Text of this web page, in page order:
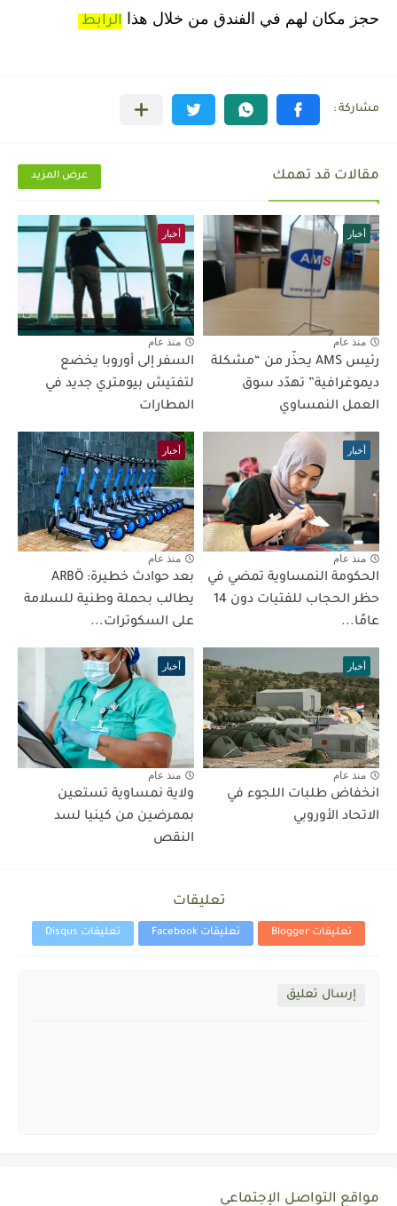
حجز مكان لهم في الفندق من خلال هذا
الرابط
مقالات قد تهمك عرض المزيد
أخبار
منذ عام
رئيس AMS يحذّر من “مشكلة
ديموغرافية” تهدّد سوق
العمل النمساوي
أخبار
منذ عام
السفر إلى أوروبا يخضع
لتفتيش بيومتري جديد في
المطارات
أخبار
منذ عام
الحكومة النمساوية تمضي في
حظر الحجاب للفتيات دون 14
عامًا...
أخبار
منذ عام
بعد حوادث خطيرة: ARBÖ
يطالب بحملة وطنية للسلامة
على السكوترات...
أخبار
منذ عام
انخفاض طلبات اللجوء في
الاتحاد الأوروبي
أخبار
منذ عام
ولاية نمساوية تستعين
بممرضين من كينيا لسد
النقص
تعليقات
تعليقات Blogger تعليقات Facebook تعليقات Disqus
إرسال تعليق
مواقع التواصل الإجتماعي